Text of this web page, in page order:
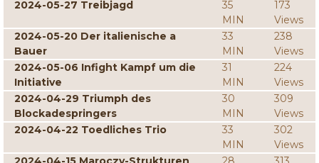
2024-05-27 Treibjagd
35
MIN
173
Views
2024-05-20 Der italienische a
Bauer
33
MIN
238
Views
2024-05-06 Infight Kampf um die
Initiative
31
MIN
224
Views
2024-04-29 Triumph des
Blockadespringers
30
MIN
309
Views
2024-04-22 Toedliches Trio
33
MIN
302
Views